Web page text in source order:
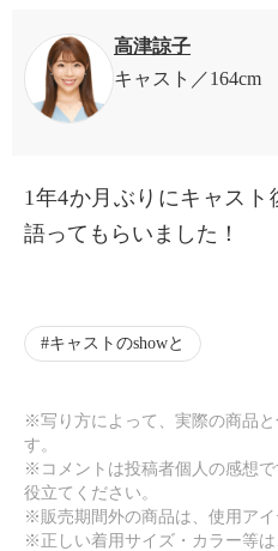
高津諒子
キャスト
164cm
1年4か月ぶりにキャス
語ってもらいました！
キャストのshowと
※写り方によって、実際の商品
す。
※コメントは投稿者個人の感想
役立てください。
※販売期間外の商品は、使用アイ
※正しい着用サイズ・カラー等